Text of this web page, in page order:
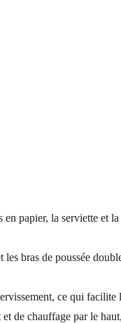
papier, la serviette et
bras de poussée
ce qui
de chauffage par le